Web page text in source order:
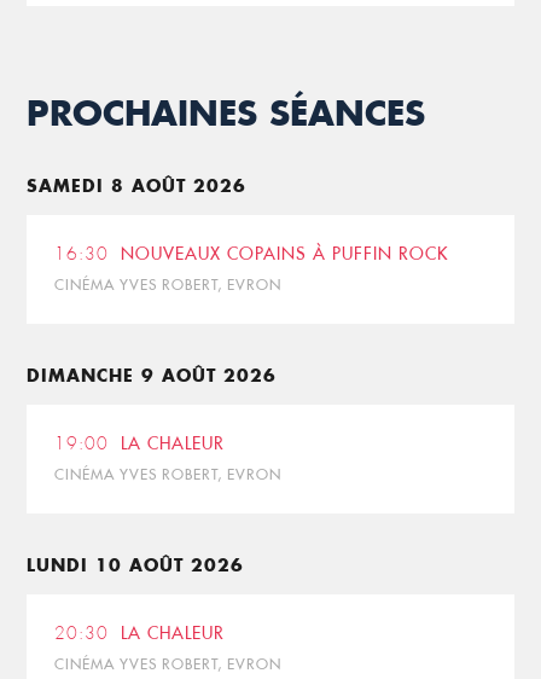
PROCHAINES SÉANCES
SAMEDI 8 AOÛT 2026
16:30 NOUVEAUX COPAINS À PUFFIN ROCK
CINÉMA YVES ROBERT, EVRON
DIMANCHE 9 AOÛT 2026
19:00 LA CHALEUR
CINÉMA YVES ROBERT, EVRON
LUNDI 10 AOÛT 2026
20:30 LA CHALEUR
CINÉMA YVES ROBERT, EVRON